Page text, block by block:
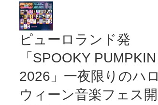
ピューロランド発
「SPOOKY PUMPKIN
2026」一夜限りのハロ
ウィーン音楽フェス開